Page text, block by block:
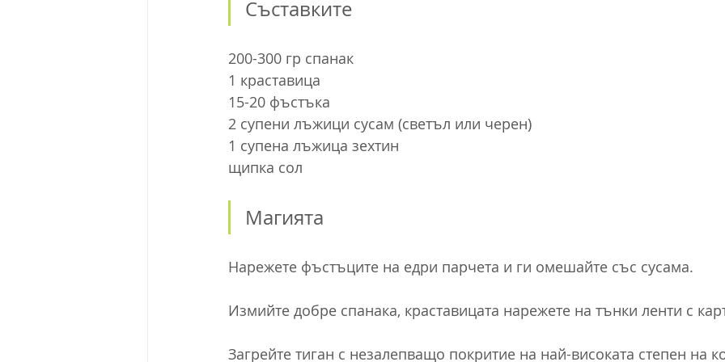
Съставките
200-300 гр спанак
1 краставица
15-20 фъстъка
2 супени лъжици сусам (светъл или черен)
1 супена лъжица зехтин
щипка сол
Магията
Нарежете фъстъците на едри парчета и ги омешайте със сусама.
Измийте добре спанака, краставицата нарежете на тънки ленти с
Загрейте тиган с незалепващо покритие на най-високата степен на